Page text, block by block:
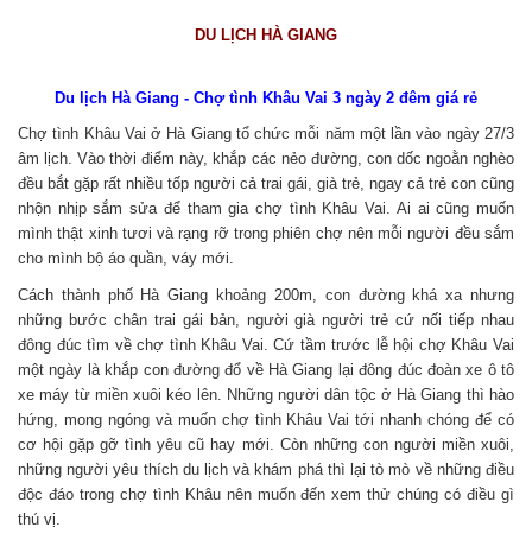
DU LỊCH HÀ GIANG
Du lịch Hà Giang - Chợ tình Khâu Vai 3 ngày 2 đêm giá rẻ
Chợ tình Khâu Vai ở Hà Giang tổ chức mỗi năm một lần vào ngày 27/3
âm lịch. Vào thời điểm này, khắp các nẻo đường, con dốc ngoằn nghèo
đều bắt gặp rất nhiều tốp người cả trai gái, già trẻ, ngay cả trẻ con cũng
nhộn nhịp sắm sửa để tham gia chợ tình Khâu Vai. Ai ai cũng muốn
mình thật xinh tươi và rạng rỡ trong phiên chợ nên mỗi người đều sắm
cho mình bộ áo quần, váy mới.
Cách thành phố Hà Giang khoảng 200m, con đường khá xa nhưng
những bước chân trai gái bản, người già người trẻ cứ nối tiếp nhau
đông đúc tìm về chợ tình Khâu Vai. Cứ tầm trước lễ hội chợ Khâu Vai
một ngày là khắp con đường đổ về Hà Giang lại đông đúc đoàn xe ô tô
xe máy từ miền xuôi kéo lên. Những người dân tộc ở Hà Giang thì hào
hứng, mong ngóng và muốn chợ tình Khâu Vai tới nhanh chóng để có
cơ hội gặp gỡ tình yêu cũ hay mới. Còn những con người miền xuôi,
những người yêu thích du lịch và khám phá thì lại tò mò về những điều
độc đáo trong chợ tình Khâu nên muốn đến xem thử chúng có điều gì
thú vị.